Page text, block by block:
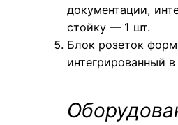
документации,
стойку — 1 шт.
Блок розеток
интегрированный